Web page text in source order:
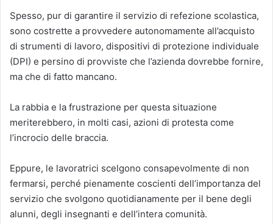
Spesso, pur di garantire il servizio di refezione scolastica,
sono costrette a provvedere autonomamente all’acquisto
di strumenti di lavoro, dispositivi di protezione individuale
(DPI) e persino di provviste che l’azienda dovrebbe fornire,
ma che di fatto mancano.
La rabbia e la frustrazione per questa situazione
meriterebbero, in molti casi, azioni di protesta come
l’incrocio delle braccia.
Eppure, le lavoratrici scelgono consapevolmente di non
fermarsi, perché pienamente coscienti dell’importanza del
servizio che svolgono quotidianamente per il bene degli
alunni, degli insegnanti e dell’intera comunità.